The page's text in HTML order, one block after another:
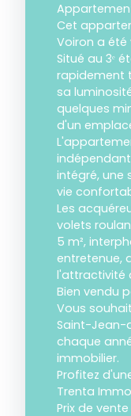
Cet
Voiron a été
Situé au 3ᵉ
rapidement
sa
quelques
d'un
intégré, une
vie
Les
volets
5 m²,
entretenue,
l'attractivité
Bien vendu
Vous
Saint-Jean-
chaque
immobilier.
Profitez
Trenta
Prix de